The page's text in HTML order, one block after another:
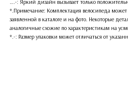
….-: Яркий дизайн вызывает только
*.Примечание: Комплектация велосипеда может
заявленной в каталоге и на фото. Некоторые
аналогичные схожие по характеристикам на
*.-: Размер упаковки может отличаться от